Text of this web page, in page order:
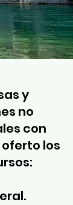
y
no
con
los